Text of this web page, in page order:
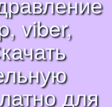
viber,
для